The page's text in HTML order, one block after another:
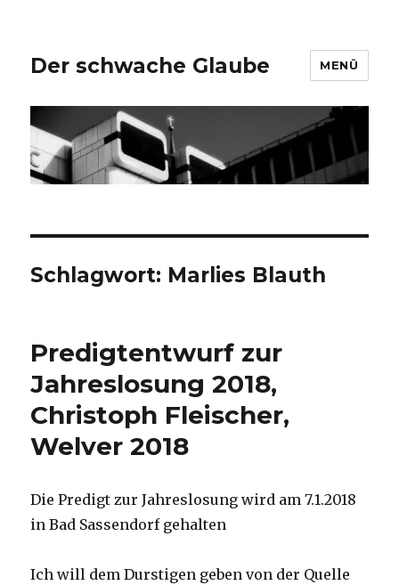
Der schwache Glaube MENÜ
Schlagwort: Marlies Blauth
Predigtentwurf zur
Jahreslosung 2018,
Christoph Fleischer,
Welver 2018
Die Predigt zur Jahreslosung wird am 7.1.2018
in Bad Sassendorf gehalten
Ich will dem Durstigen geben von der Quelle